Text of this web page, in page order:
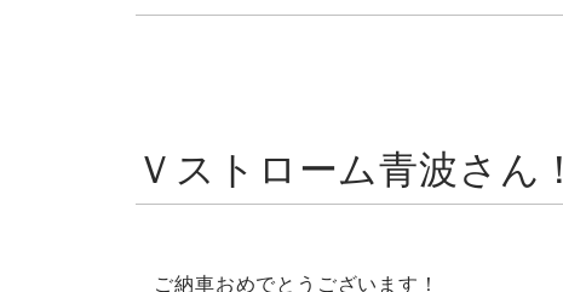
Ｖストローム青波さん！
ご納車おめでとうございます！